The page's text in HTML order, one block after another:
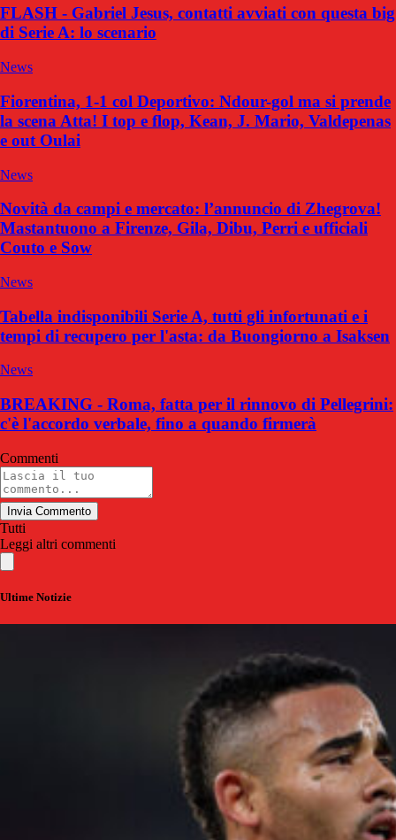
FLASH - Gabriel Jesus, contatti avviati con questa big
di Serie A: lo scenario
News
Fiorentina, 1-1 col Deportivo: Ndour-gol ma si prende
la scena Atta! I top e flop, Kean, J. Mario, Valdepenas
e out Oulai
News
Novità da campi e mercato: l’annuncio di Zhegrova!
Mastantuono a Firenze, Gila, Dibu, Perri e ufficiali
Couto e Sow
News
Tabella indisponibili Serie A, tutti gli infortunati e i
tempi di recupero per l'asta: da Buongiorno a Isaksen
News
BREAKING - Roma, fatta per il rinnovo di Pellegrini:
c'è l'accordo verbale, fino a quando firmerà
Commenti
Invia Commento
Tutti
Leggi altri commenti
Ultime Notizie